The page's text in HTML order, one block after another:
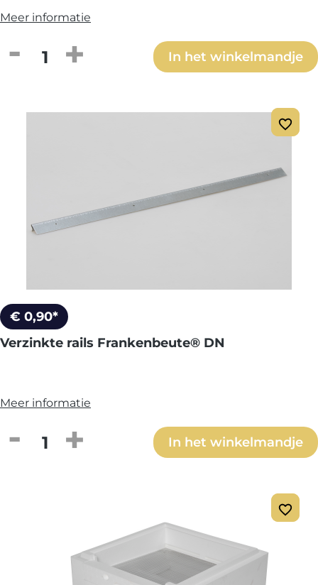
Meer informatie
Producthoeveelheid: Voer deIn het winkelmandje
€ 0,90*
Verzinkte rails Frankenbeute® DN
Meer informatie
Producthoeveelheid: Voer deIn het winkelmandje